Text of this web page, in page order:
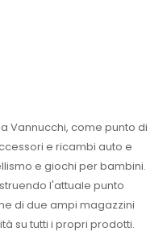
Vannucchi, come punto di
e ricambi auto e
e giochi per bambini.
l'attuale punto
di due ampi magazzini
su tutti i propri prodotti.